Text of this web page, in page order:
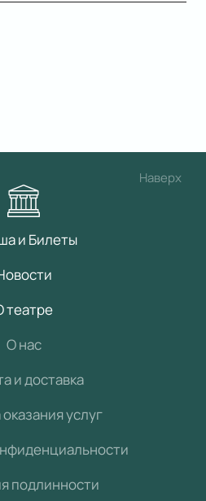
Наверх
и Билеты
театре
О нас
и доставка
услуг
подлинности